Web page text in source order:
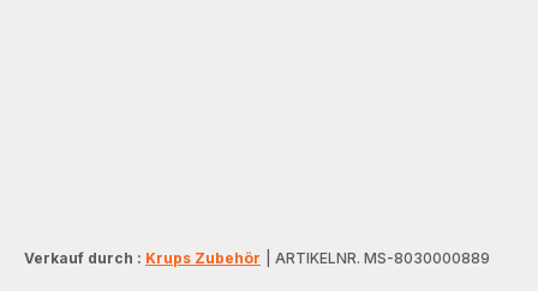
Verkauf durch : Krups Zubehör ARTIKELNR. MS-8030000889